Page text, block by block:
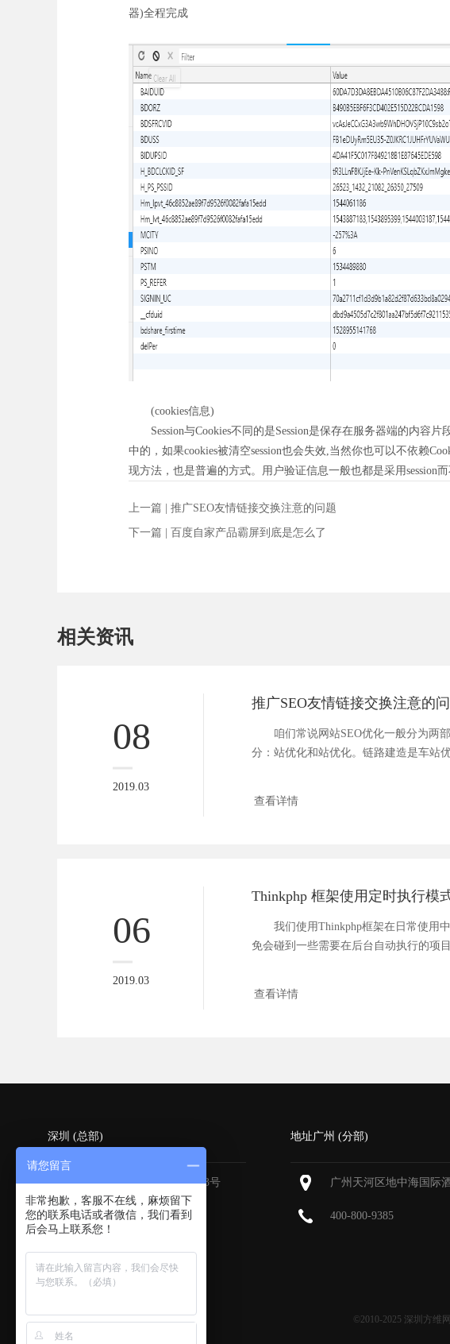
器)全程完成
(cookies信息)
Session与Cookies不同的是Session是保存在服务器端的内容片
中的，如果cookies被清空session也会失效,当然你也可以不依赖
现方法，也是普遍的方式。用户验证信息一般也都是采用session而
上一篇 | 推广SEO友情链接交换注意的问题
下一篇 | 百度自家产品霸屏到底是怎么了
相关资讯
08
2019.03
推广SEO友情链接交换注意的
咱们常说网站SEO优化一般分为两部
分：站优化和站优化。链路建造是车站
查看详情
06
2019.03
Thinkphp 框架使用定时执行模
我们使用Thinkphp框架在日常使用
免会碰到一些需要在后台自动执行的项目
查看详情
深圳 (总部)
深圳福田区深南大道6013号
中国有色大厦713-715
400-800-9385
地址广州 (分部)
广州天河区地中海国际
400-800-9385
©2010-2025 深圳方维
请您留言
非常抱歉，客服不在线，麻烦留下
您的联系电话或者微信，我们看到
后会马上联系您！